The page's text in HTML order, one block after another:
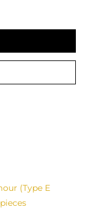
(Type E